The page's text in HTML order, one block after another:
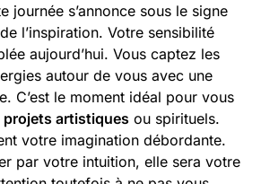
journée s’annonce sous le signe
l’inspiration. Votre sensibilité
aujourd’hui. Vous captez les
autour de vous avec une
C’est le moment idéal pour vous
projets artistiques ou spirituels.
votre imagination débordante.
par votre intuition, elle sera votre